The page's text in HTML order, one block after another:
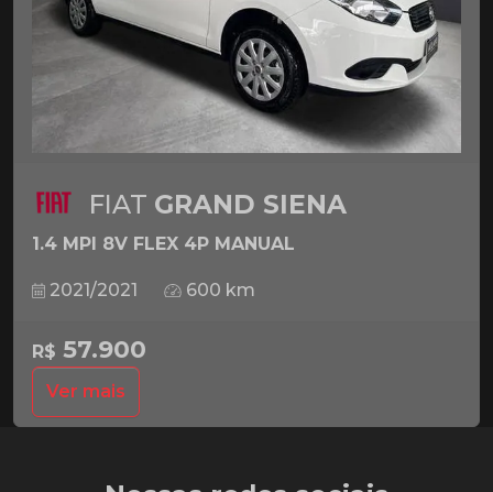
FIAT GRAND SIENA
1.4 MPI 8V FLEX 4P MANUAL
2021/2021 600 km
R$ 57.900
Ver mais